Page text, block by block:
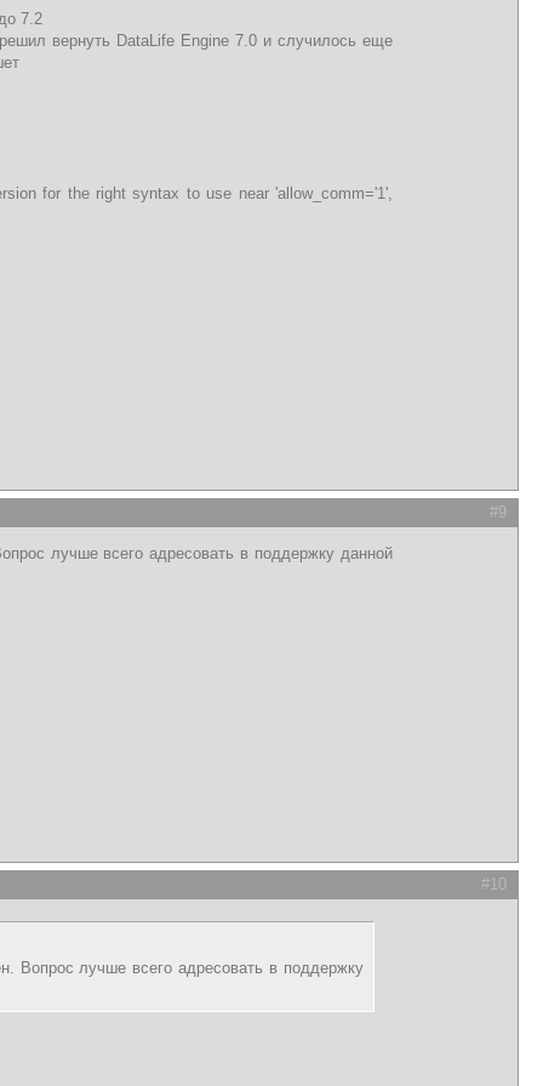
7.2
вернуть DataLife Engine 7.0 и случилось еще
for the right syntax to use near 'allow_comm='1',
#9
лучше всего адресовать в поддержку данной
#10
Вопрос лучше всего адресовать в поддержку